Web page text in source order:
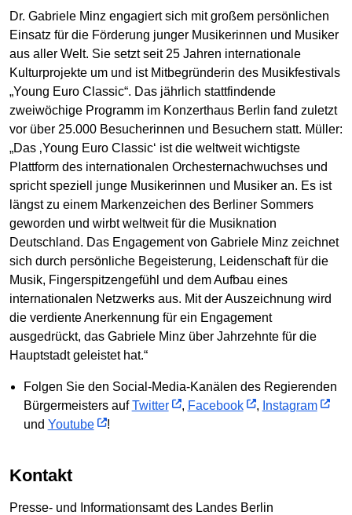
Dr. Gabriele Minz engagiert sich mit großem persönlichen
Einsatz für die Förderung junger Musikerinnen und Musiker
aus aller Welt. Sie setzt seit 25 Jahren internationale
Kulturprojekte um und ist Mitbegründerin des Musikfestivals
„Young Euro Classic“. Das jährlich stattfindende
zweiwöchige Programm im Konzerthaus Berlin fand zuletzt
vor über 25.000 Besucherinnen und Besuchern statt. Müller:
„Das ‚Young Euro Classic‘ ist die weltweit wichtigste
Plattform des internationalen Orchesternachwuchses und
spricht speziell junge Musikerinnen und Musiker an. Es ist
längst zu einem Markenzeichen des Berliner Sommers
geworden und wirbt weltweit für die Musiknation
Deutschland. Das Engagement von Gabriele Minz zeichnet
sich durch persönliche Begeisterung, Leidenschaft für die
Musik, Fingerspitzengefühl und dem Aufbau eines
internationalen Netzwerks aus. Mit der Auszeichnung wird
die verdiente Anerkennung für ein Engagement
ausgedrückt, das Gabriele Minz über Jahrzehnte für die
Hauptstadt geleistet hat.“
Folgen Sie den Social-Media-Kanälen des Regierenden
Bürgermeisters aufTwitter , Facebook , Instagram
und Youtube !
Kontakt
Presse- und Informationsamt des Landes Berlin